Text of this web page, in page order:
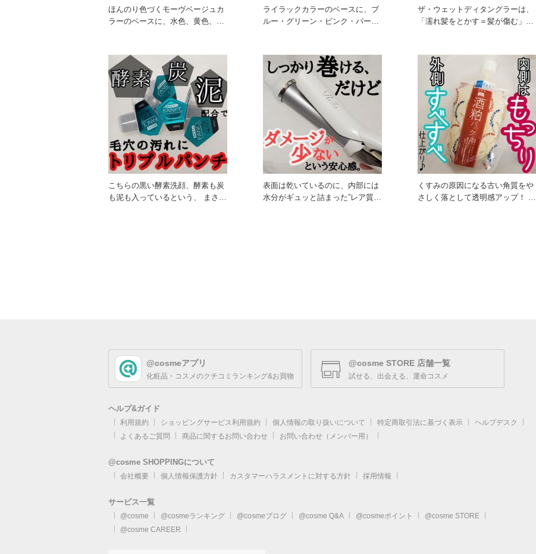
ほんのり色づくモーヴベージュカ
ラーのベースに、水色、黄色、ピ
ライラックカラーのベースに、ブ
ルー・グリーン・ピンク・パープ
ザ・ウェットディタングラーは、
「濡れ髪をとかす＝髪が傷む」と
こちらの黒い酵素洗顔、酵素も炭
も泥も入っているという、 まさに
表面は乾いているのに、内部には
水分がギュッと詰まった”レア質
くすみの原因になる古い角質をや
さしく落として透明感アップ！ 酒
@cosmeアプリ
化粧品・コスメのクチコミランキング&お買物
@cosme STORE 店舗一覧
試せる、出会える、運命コスメ
ヘルプ&ガイド
利用規約 ショッピングサービス利用規約 個人情報の取り扱いについて 特定商取引法に基づく表示
ヘルプデスク
よくあるご質問
商品に関するお問い合わせ お問い合わせ（メンバー用）
@cosme SHOPPINGについて
会社概要 個人情報保護方針 カスタマーハラスメントに対する方針 採用情報
サービス一覧
@cosme @cosmeランキング @cosmeブログ @cosme Q&A @cosmeポイント
@cosme STORE
@cosme CAREER